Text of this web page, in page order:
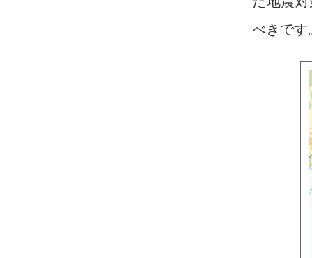
べきです